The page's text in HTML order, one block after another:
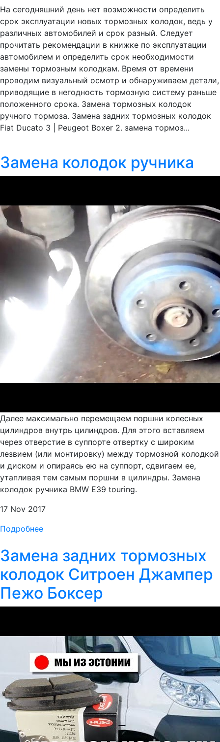
На сегодняшний день нет возможности определить
срок эксплуатации новых тормозных колодок, ведь у
различных автомобилей и срок разный. Следует
прочитать рекомендации в книжке по эксплуатации
автомобилем и определить срок необходимости
замены тормозным колодкам. Время от времени
проводим визуальный осмотр и обнаруживаем детали,
приводящие в негодность тормозную систему раньше
положенного срока. Замена тормозных колодок
ручного тормоза. Замена задних тормозных колодок
Fiat Ducato 3 | Peugeot Boxer 2. замена тормоз...
Замена колодок ручника
Далее максимально перемещаем поршни колесных
цилиндров внутрь цилиндров. Для этого вставляем
через отверстие в суппорте отвертку с широким
лезвием (или монтировку) между тормозной колодкой
и диском и опираясь ею на суппорт, сдвигаем ее,
утапливая тем самым поршни в цилиндры. Замена
колодок ручника BMW E39 touring.
17 Nov 2017
Подробнее
Замена задних тормозных
колодок Ситроен Джампер
Пежо Боксер